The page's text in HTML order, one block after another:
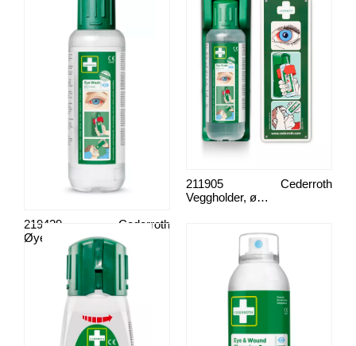
Øyeskyll flaske
Cederroth
219429
Veggholder, øyeskyll
Cederroth
211905